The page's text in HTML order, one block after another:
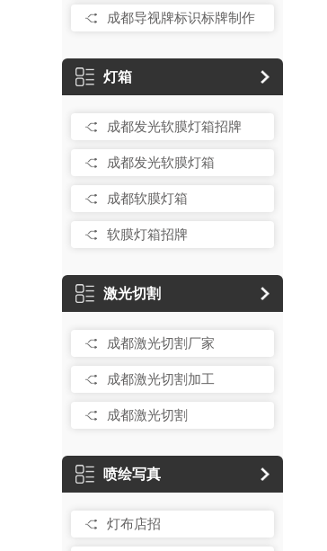
成都导视牌标识标牌制作
灯箱
成都发光软膜灯箱招牌
成都发光软膜灯箱
成都软膜灯箱
软膜灯箱招牌
激光切割
成都激光切割厂家
成都激光切割加工
成都激光切割
喷绘写真
灯布店招